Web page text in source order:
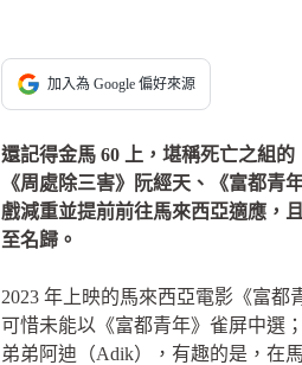
加入為 Google 偏好來源
還記得金馬 60 上，堪稱死亡之組
《周處除三害》阮經天、《富都
戲減重並提前前往馬來西亞適應，
至名歸。
2023 年上映的馬來西亞電影《富
可惜未能以《富都青年》雀屏中選
弟弟阿迪（Adik），有趣的是，在